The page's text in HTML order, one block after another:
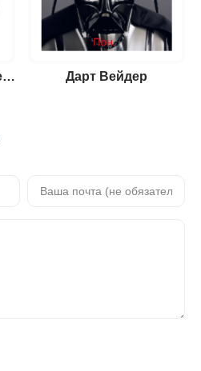
Аргументы, что анимешники жрут члены Дарт Вейдер